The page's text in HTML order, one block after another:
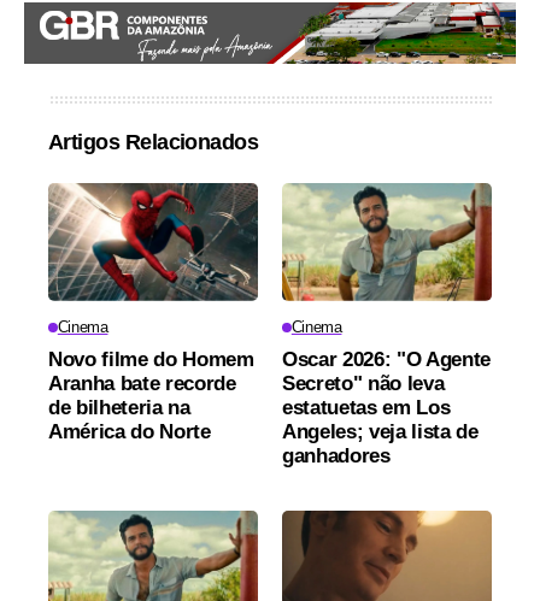
Artigos Relacionados
Cinema
Novo filme do Homem
Aranha bate recorde
de bilheteria na
América do Norte
Cinema
Oscar 2026: "O Agente
Secreto" não leva
estatuetas em Los
Angeles; veja lista de
ganhadores